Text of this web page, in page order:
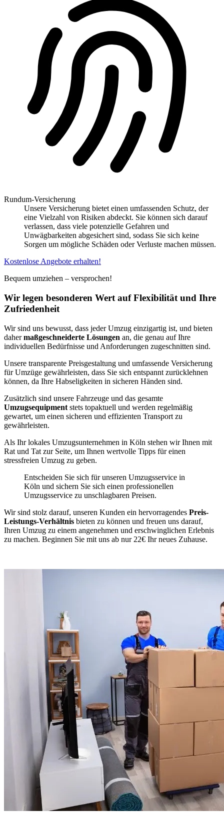
Rundum-Versicherung
Unsere Versicherung bietet einen umfassenden Schutz, der
eine Vielzahl von Risiken abdeckt. Sie können sich darauf
verlassen, dass viele potenzielle Gefahren und
Unwägbarkeiten abgesichert sind, sodass Sie sich keine
Sorgen um mögliche Schäden oder Verluste machen müssen.
Kostenlose Angebote erhalten!
Bequem umziehen – versprochen!
Wir legen besonderen Wert auf Flexibilität und Ihre
Zufriedenheit
Wir sind uns bewusst, dass jeder Umzug einzigartig ist, und bieten
dahermaßgeschneiderte Lösungen an, die genau auf Ihre
individuellen Bedürfnisse und Anforderungen zugeschnitten sind.
Unsere transparente Preisgestaltung und umfassende Versicherung
für Umzüge gewährleisten, dass Sie sich entspannt zurücklehnen
können, da Ihre Habseligkeiten in sicheren Händen sind.
Zusätzlich sind unsere Fahrzeuge und das gesamte
Umzugsequipment stets topaktuell und werden regelmäßig
gewartet, um einen sicheren und effizienten Transport zu
gewährleisten.
Als Ihr lokales Umzugsunternehmen in Köln stehen wir Ihnen mit
Rat und Tat zur Seite, um Ihnen wertvolle Tipps für einen
stressfreien Umzug zu geben.
Entscheiden Sie sich für unseren Umzugsservice in
Köln und sichern Sie sich einen professionellen
Umzugsservice zu unschlagbaren Preisen.
Wir sind stolz darauf, unseren Kunden ein hervorragendes Preis-
Leistungs-Verhältnis bieten zu können und freuen uns darauf,
Ihren Umzug zu einem angenehmen und erschwinglichen Erlebnis
zu machen. Beginnen Sie mit uns ab nur 22€ Ihr neues Zuhause.